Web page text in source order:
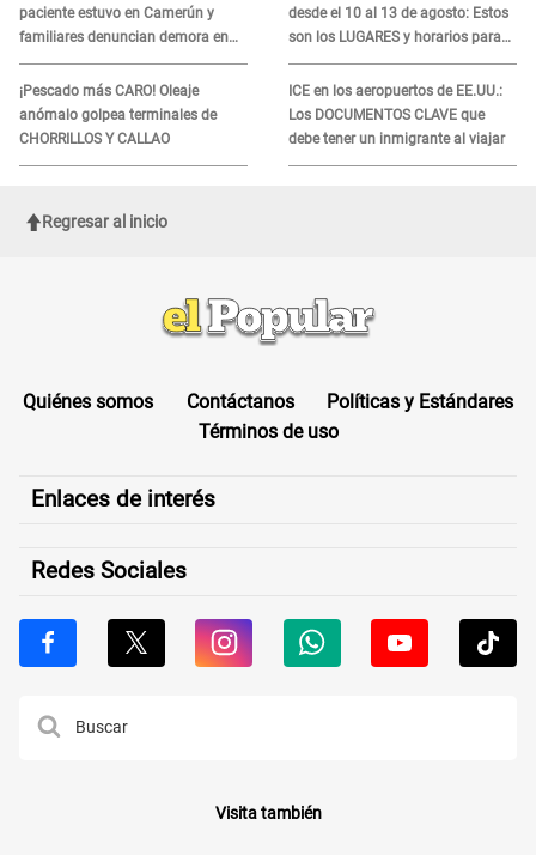
paciente estuvo en Camerún y
familiares denuncian demora en
tratamiento
¡Pescado más CARO! Oleaje
anómalo golpea terminales de
CHORRILLOS Y CALLAO
desde el 10 al 13 de agosto: Estos
son los LUGARES y horarios para
recibir la ayuda
ICE en los aeropuertos de EE.UU.:
Los DOCUMENTOS CLAVE que
debe tener un inmigrante al viajar
Regresar al inicio
Quiénes somos Contáctanos
Políticas y Estándares
Términos de uso
Enlaces de interés
Redes Sociales
Visita también